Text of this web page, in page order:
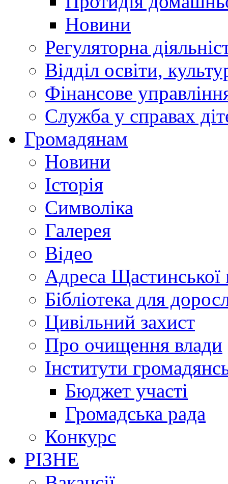
Новини
Регуляторна
Відділ освіти,
Фінансове
Служба у справах
Громадянам
Новини
Історія
Символіка
Галерея
Відео
Адреса Щастинської
Бібліотека для
Цивільний захист
Про очищення влади
Інститути
Бюджет участі
Громадська рада
Конкурс
РІЗНЕ